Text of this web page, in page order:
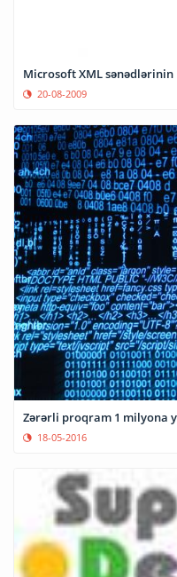
Microsoft XML
20-08-2009
Zərərli proqram 1 milyona
18-05-2016